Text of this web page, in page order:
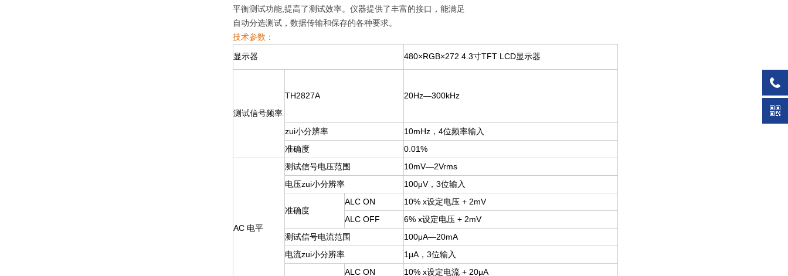
平衡测试功能,提高了测试效率。仪器提供了丰富的接口，能满足
自动分选测试，数据传输和保存的各种要求。
技术参数：
显示器 480×RGB×272 4.3寸TFT LCD显示器
测试信号频率
TH2827A 20Hz—300kHz
zui小分辨率 10mHz ，4位频率输入
准确度
0.01%
AC 电平
测试信号电压范围
10mV—2Vrms
电压zui小分辨率
100μV，3位输入
准确度
ALC ON 10% x设定电压 + 2mV
ALC OFF
6% x设定电压 + 2mV
测试信号电流范围
100μA—20mA
电流zui小分辨率
1 μA，3位输入
ALC ON 10% x设定电流 + 20μA